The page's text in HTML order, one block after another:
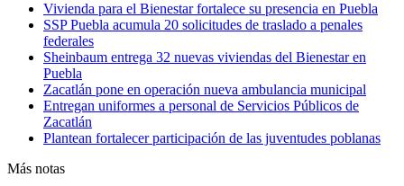
Vivienda para el Bienestar fortalece su presencia en Puebla
SSP Puebla acumula 20 solicitudes de traslado a penales
federales
Sheinbaum entrega 32 nuevas viviendas del Bienestar en
Puebla
Zacatlán pone en operación nueva ambulancia municipal
Entregan uniformes a personal de Servicios Públicos de
Zacatlán
Plantean fortalecer participación de las juventudes poblanas
Más notas